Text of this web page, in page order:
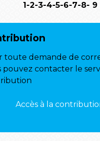
1-2-3-4-5-6-7-8- 9
toute demande de
pouvez contacter le
Accès à la